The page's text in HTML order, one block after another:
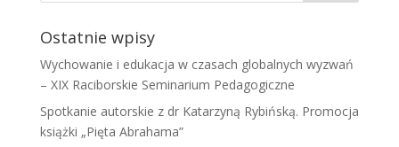
Ostatnie wpisy
Wychowanie i edukacja w czasach globalnych wyzwań
– XIX Raciborskie Seminarium Pedagogiczne
Spotkanie autorskie z dr Katarzyną Rybińską. Promocja
książki „Pięta Abrahama”